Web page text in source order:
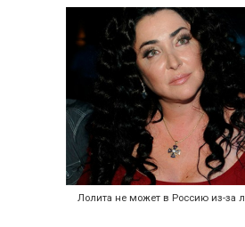
Лолита не может в Россию из-за